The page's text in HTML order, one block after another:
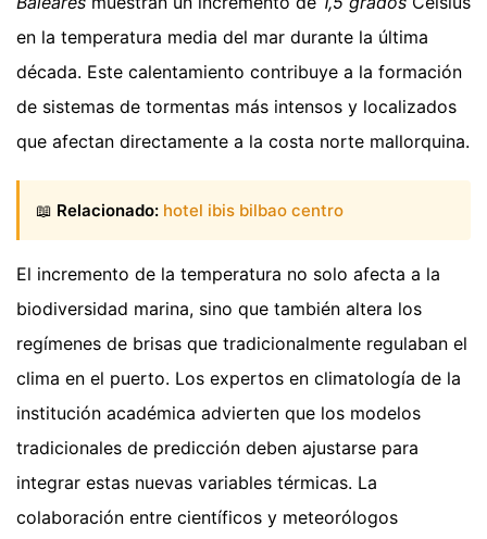
en la temperatura media del mar durante la última
década. Este calentamiento contribuye a la formación
de sistemas de tormentas más intensos y localizados
que afectan directamente a la costa norte mallorquina.
📖 Relacionado: hotel ibis bilbao centro
El incremento de la temperatura no solo afecta a la
biodiversidad marina, sino que también altera los
regímenes de brisas que tradicionalmente regulaban el
clima en el puerto. Los expertos en climatología de la
institución académica advierten que los modelos
tradicionales de predicción deben ajustarse para
integrar estas nuevas variables térmicas. La
colaboración entre científicos y meteorólogos